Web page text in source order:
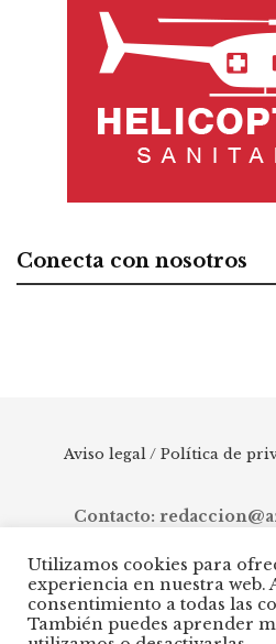
Conecta con nosotros
Aviso legal / Política de
Contacto:
© 2025 AZ Costa del Sol - Diario
Manilva, pasando por
Mijas, Ojén, Marbella, Istán,
Utilizamos cookies para
experiencia en nuestra web.
consentimiento a todas las
También puedes aprender